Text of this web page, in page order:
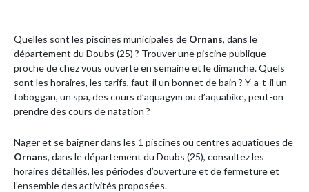
Quelles sont les piscines municipales de Ornans, dans le
département du Doubs (25) ? Trouver une piscine publique
proche de chez vous ouverte en semaine et le dimanche. Quels
sont les horaires, les tarifs, faut-il un bonnet de bain ? Y-a-t-il un
toboggan, un spa, des cours d’aquagym ou d’aquabike, peut-on
prendre des cours de natation ?
Nager et se baigner dans les 1 piscines ou centres aquatiques de
Ornans, dans le département du Doubs (25), consultez les
horaires détaillés, les périodes d’ouverture et de fermeture et
l’ensemble des activités proposées.